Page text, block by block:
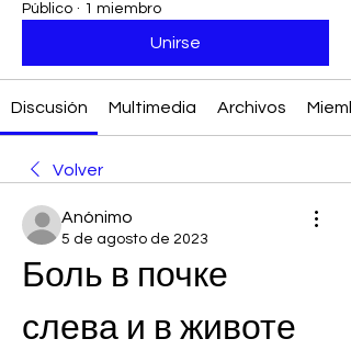
Público · 1 miembro
Unirse
Discusión Multimedia Archivos
Volver
Anónimo
5 de agosto de 2023
Боль в почке
слева и в животе